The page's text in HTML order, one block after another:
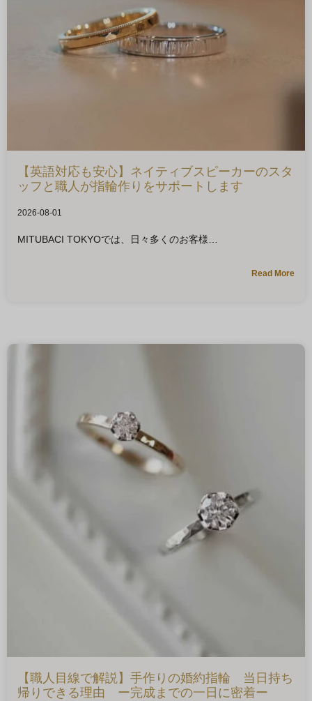
【英語対応も安心】ネイティブスピーカーのスタ
ッフと職人が指輪作りをサポートします
2026-08-01
MITUBACI TOKYOでは、日々多くのお客様
Read More
【職人目線で解説】手作りの婚約指輪 当日持ち
帰りできる理由 ー完成までの一日に密着ー